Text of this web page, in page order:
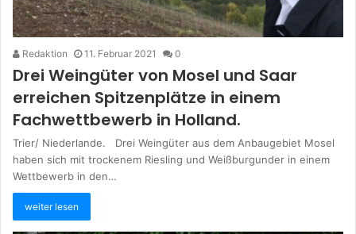
Redaktion 11. Februar 2021 0
Drei Weingüter von Mosel und Saar
erreichen Spitzenplätze in einem
Fachwettbewerb in Holland.
Trier/ Niederlande. Drei Weingüter aus dem Anbaugebiet Mosel
haben sich mit trockenem Riesling und Weißburgunder in einem
Wettbewerb in den…
weiter lesen